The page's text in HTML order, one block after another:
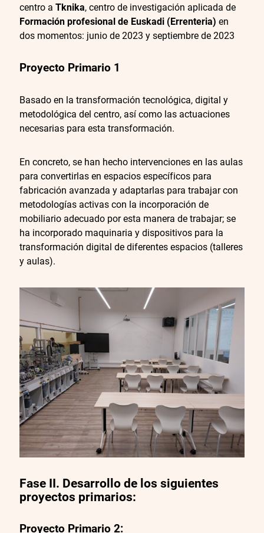
centro a Tknika, centro de investigación aplicada de
Formación profesional de Euskadi (Errenteria) en
dos momentos: junio de 2023 y septiembre de 2023
Proyecto Primario 1
Basado en la transformación tecnológica, digital y
metodológica del centro, así como las actuaciones
necesarias para esta transformación.
En concreto, se han hecho intervenciones en las aulas
para convertirlas en espacios específicos para
fabricación avanzada y adaptarlas para trabajar con
metodologías activas con la incorporación de
mobiliario adecuado por esta manera de trabajar; se
ha incorporado maquinaria y dispositivos para la
transformación digital de diferentes espacios (talleres
y aulas).
Fase II. Desarrollo de los siguientes
proyectos primarios:
Proyecto Primario 2: